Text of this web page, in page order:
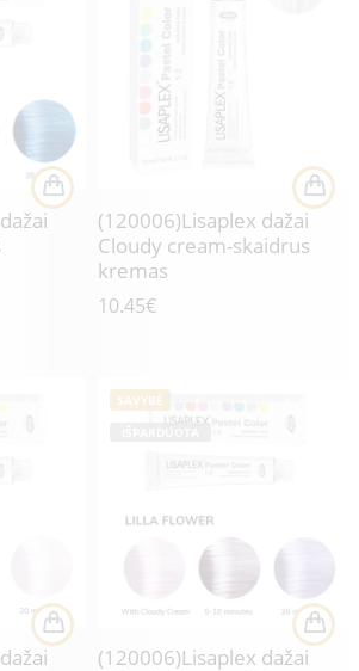
(120006)Lisaplex dažai
Cloudy cream-skaidrus
kremas
10.45€
SAVYBĖ
(120006)Lisaplex dažai